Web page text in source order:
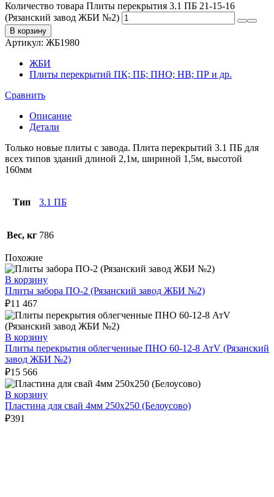
Количество товара Плиты перекрытия 3.1 ПБ 21-15-16
(Рязанский завод ЖБИ №2)
В корзину
Артикул: ЖБ1980
ЖБИ
Плиты перекрытий ПК; ПБ; ПНО; НВ; ПР и др.
Сравнить
Описание
Детали
Только новые плиты с завода. Плита перекрытий 3.1 ПБ для
всех типов зданий длиной 2,1м, шириной 1,5м, высотой
160мм
Тип 3.1 ПБ
Вес, кг 786
Похожие
В корзину
Плиты забора ПО-2 (Рязанский завод ЖБИ №2)
₽11 467
В корзину
Плиты перекрытия облегченные ПНО 60-12-8 АтV (Рязанский
завод ЖБИ №2)
₽15 566
В корзину
Пластина для свай 4мм 250х250 (Белоусово)
₽391